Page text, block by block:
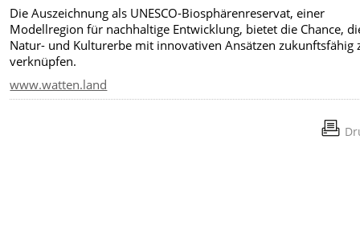
Die Auszeichnung als UNESCO-Biosphärenreservat, einer
Modellregion für nachhaltige Entwicklung, bietet die Chance,
Natur- und Kulturerbe mit innovativen Ansätzen zukunftsfähig
verknüpfen.
www.watten.land